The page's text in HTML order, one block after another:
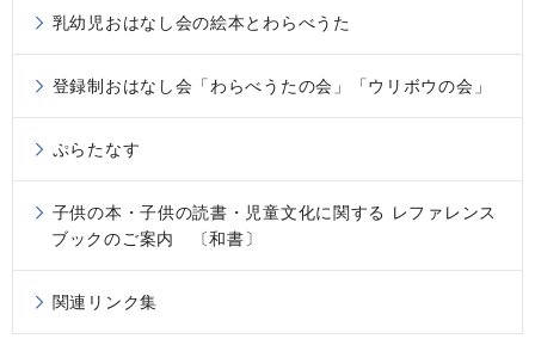
乳幼児おはなし会の絵本とわらべうた
登録制おはなし会「わらべうたの会」「ウリボウの会」
ぷらたなす
子供の本・子供の読書・児童文化に関する レファレンス
ブックのご案内 〔和書〕
関連リンク集